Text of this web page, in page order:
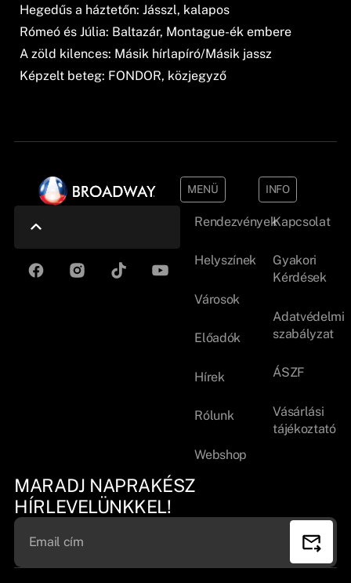
Hegedűs a háztetőn: Jásszl, kalapos
Rómeó és Júlia: Baltazár, Montague-ék embere
A zöld kilences: Másik hírlapíró/Másik jassz
Képzelt beteg: FONDOR, közjegyző
MENÜ
Rendezvények
Helyszínek
Városok
Előadók
Hírek
Rólunk
Webshop
INFO
Kapcsolat
Gyakori
Kérdések
Adatvédelmi
szabályzat
ÁSZF
Vásárlási
tájékoztató
MARADJ NAPRAKÉSZ
HÍRLEVELÜNKKEL!